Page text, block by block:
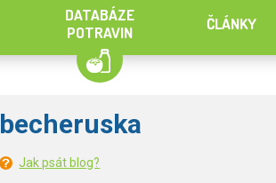
DATABÁZE
POTRAVIN
ČLÁNKY
becheruska
Jak psát blog?